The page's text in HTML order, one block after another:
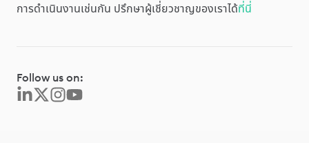
การดำเนินงานเช่นกัน ปรึกษาผู้เชี่ยวชาญของเราได้ที่นี่
Follow us on: